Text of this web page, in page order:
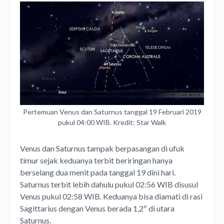
Pertemuan Venus dan Saturnus tanggal 19 Februari 2019
pukul 04:00 WIB. Kredit: Star Walk
Venus dan Saturnus tampak berpasangan di ufuk
timur sejak keduanya terbit beriringan hanya
berselang dua menit pada tanggal 19 dini hari.
Saturnus terbit lebih dahulu pukul 02:56 WIB disusul
Venus pukul 02:58 WIB. Keduanya bisa diamati di rasi
Sagittarius dengan Venus berada 1,2º di utara
Saturnus.